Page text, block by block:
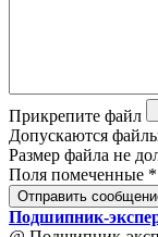
Прикрепите файл
Допускаются
Размер файла не
Поля помеченные *
Отправить
Подшипник-